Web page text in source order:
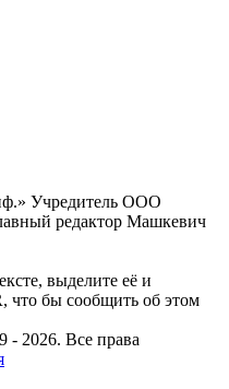
Учредитель ООО
редактор Машкевич
выделите её и
бы сообщить об этом
- 2026. Все права